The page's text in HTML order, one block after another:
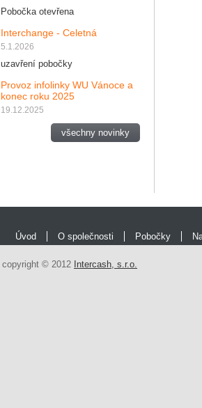
Pobočka otevřena
Interchange - Celetná
5.1.2026
uzavření pobočky
Provoz infolinky WU Vánoce a
konec roku 2025
19.12.2025
všechny novinky
Úvod O společnosti Pobočky
copyright © 2012 Intercash, s.r.o.